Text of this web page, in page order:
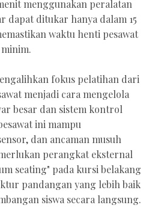
menggunakan peralatan
dapat ditukar hanya dalam 15
waktu henti pesawat
fokus pelatihan dari
menjadi cara mengelola
besar dan sistem kontrol
ini mampu
dan ancaman musuh
perangkat eksternal
seating" pada kursi belakang
pandangan yang lebih baik
siswa secara langsung.